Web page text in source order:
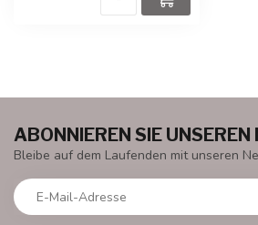
ABONNIEREN SIE
Bleibe auf dem Laufenden mit unseren